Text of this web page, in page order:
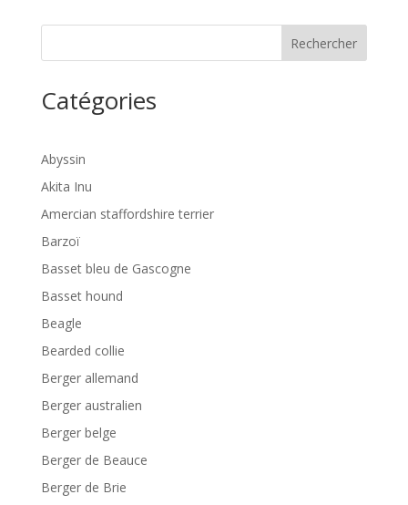
Rechercher
Catégories
Abyssin
Akita Inu
Amercian staffordshire terrier
Barzoï
Basset bleu de Gascogne
Basset hound
Beagle
Bearded collie
Berger allemand
Berger australien
Berger belge
Berger de Beauce
Berger de Brie